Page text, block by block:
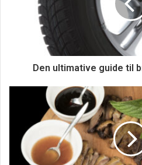
Langvarige resultater–
langvarige resultater, især hvis
livsstil efter behandlingen.
fedtreduceringsbehandlinger
kan fedtfrysning give
behandling.
Ulemper ved fedtfrysning:
Pris –Fedtfrysning kan være en
Den ultimative guide til